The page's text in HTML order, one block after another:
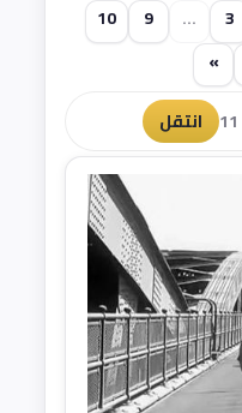
3
...
9
10
»
انتقل